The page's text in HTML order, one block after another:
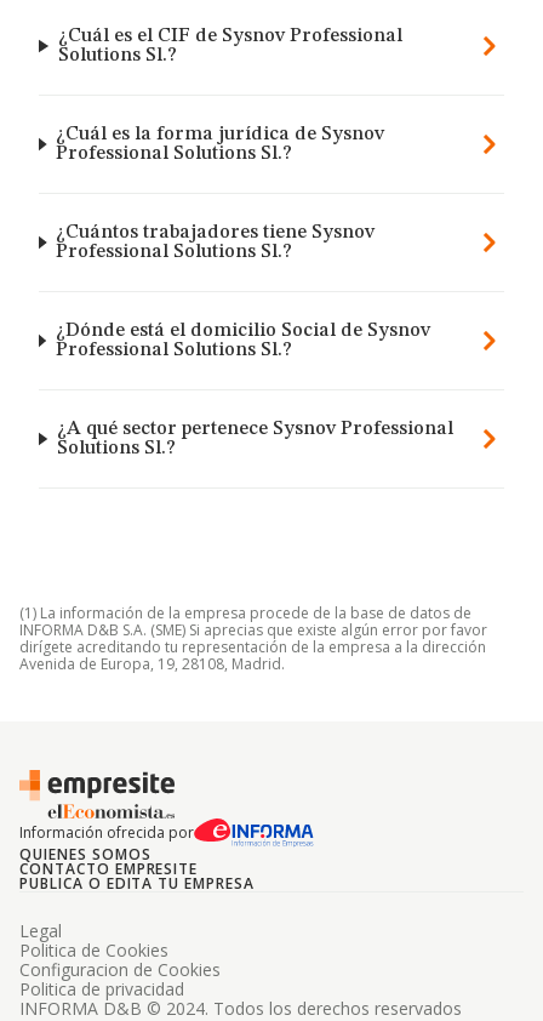
¿Cuál es el CIF de Sysnov Professional
Solutions Sl.?
¿Cuál es la forma jurídica de Sysnov
Professional Solutions Sl.?
¿Cuántos trabajadores tiene Sysnov
Professional Solutions Sl.?
¿Dónde está el domicilio Social de Sysnov
Professional Solutions Sl.?
¿A qué sector pertenece Sysnov Professional
Solutions Sl.?
(1) La información de la empresa procede de la base de datos de
INFORMA D&B S.A. (SME) Si aprecias que existe algún error por favor
dirígete acreditando tu representación de la empresa a la dirección
Avenida de Europa, 19, 28108, Madrid.
Información ofrecida por
QUIENES SOMOS
CONTACTO EMPRESITE
PUBLICA O EDITA TU EMPRESA
INFORMA D&B © 2024. Todos los derechos reservados
Legal
Politica de Cookies
Configuracion de Cookies
Politica de privacidad